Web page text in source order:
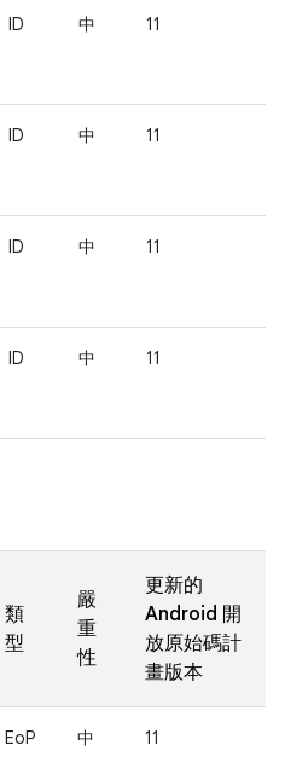
ID 中 11
ID 中 11
ID 中 11
ID 中 11
類
型
嚴
重
性
更新的
Android 開
放原始碼計
畫版本
EoP 中 11